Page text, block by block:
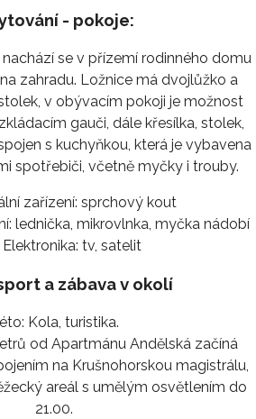
- pokoje:
se v přízemí rodinného domu
zahradu. Ložnice má dvojlůžko a
v obývacím pokoji je možnost
gauči, dále křesílka, stolek,
s kuchyňkou, která je vybavena
spotřebiči, včetně myčky i trouby.
zařízení: sprchový kout
lednička, mikrovlnka, myčka nádobí
Elektronika: tv, satelit
a zábava v okolí
Kola, turistika.
od Apartmánu Andělská začíná
na Krušnohorskou magistrálu,
areál s umělým osvětlením do
21.00.